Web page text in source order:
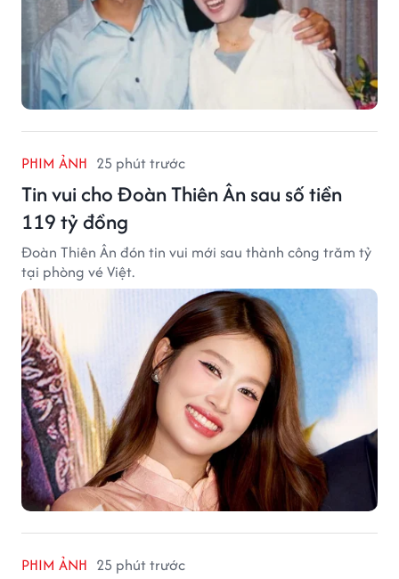
PHIM ẢNH 25 phút trước
Tin vui cho Đoàn Thiên Ân sau số tiền
119 tỷ đồng
Đoàn Thiên Ân đón tin vui mới sau thành công trăm tỷ
tại phòng vé Việt.
PHIM ẢNH 25 phút trước